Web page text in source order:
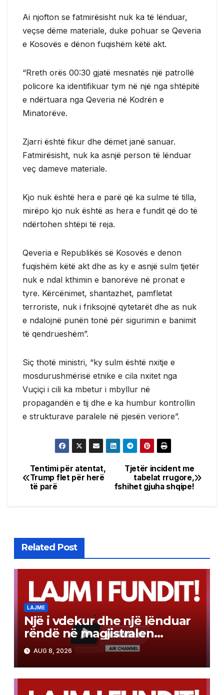
Ai njofton se fatmirësisht nuk ka të lënduar,
veçse dëme materiale, duke pohuar se Qeveria
e Kosovës e dënon fuqishëm këtë akt.
“Rreth orës 00:30 gjatë mesnatës një patrollë
policore ka identifikuar tym në një nga shtëpitë
e ndërtuara nga Qeveria në Kodrën e
Minatorëve.
Zjarri është fikur dhe dëmet janë sanuar.
Fatmirësisht, nuk ka asnjë person të lënduar
veç dameve materiale.
Kjo nuk është hera e parë që ka sulme të tilla,
mirëpo kjo nuk është as hera e fundit që do të
ndërtohen shtëpi të reja.
Qeveria e Republikës së Kosovës e denon
fuqishëm këtë akt dhe as ky e asnjë sulm tjetër
nuk e ndal kthimin e banorëve në pronat e
tyre. Kërcënimet, shantazhet, pamfletat
terroriste, nuk i friksojnë qytetarët dhe as nuk
e ndalojnë punën tonë për sigurimin e banimit
të qendrueshëm”.
Siç thotë ministri, “ky sulm është nxitje e
mosdurushmërisë etnike e cila nxitet nga
Vuçiçi i cili ka mbetur i mbyllur në
propagandën e tij dhe e ka humbur kontrollin
e strukturave paralele në pjesën veriore”.
Post
navigation
Tjetër incident me
tabelat rrugore,
fshihet gjuha shqipe!
Tentimi për atentat,
Trump flet për herë
të parë
Related Post
LAJME
Një i vdekur dhe një lënduar
rëndë në magjistralen
Gostivar-Kërçovë
AUG 8, 2026